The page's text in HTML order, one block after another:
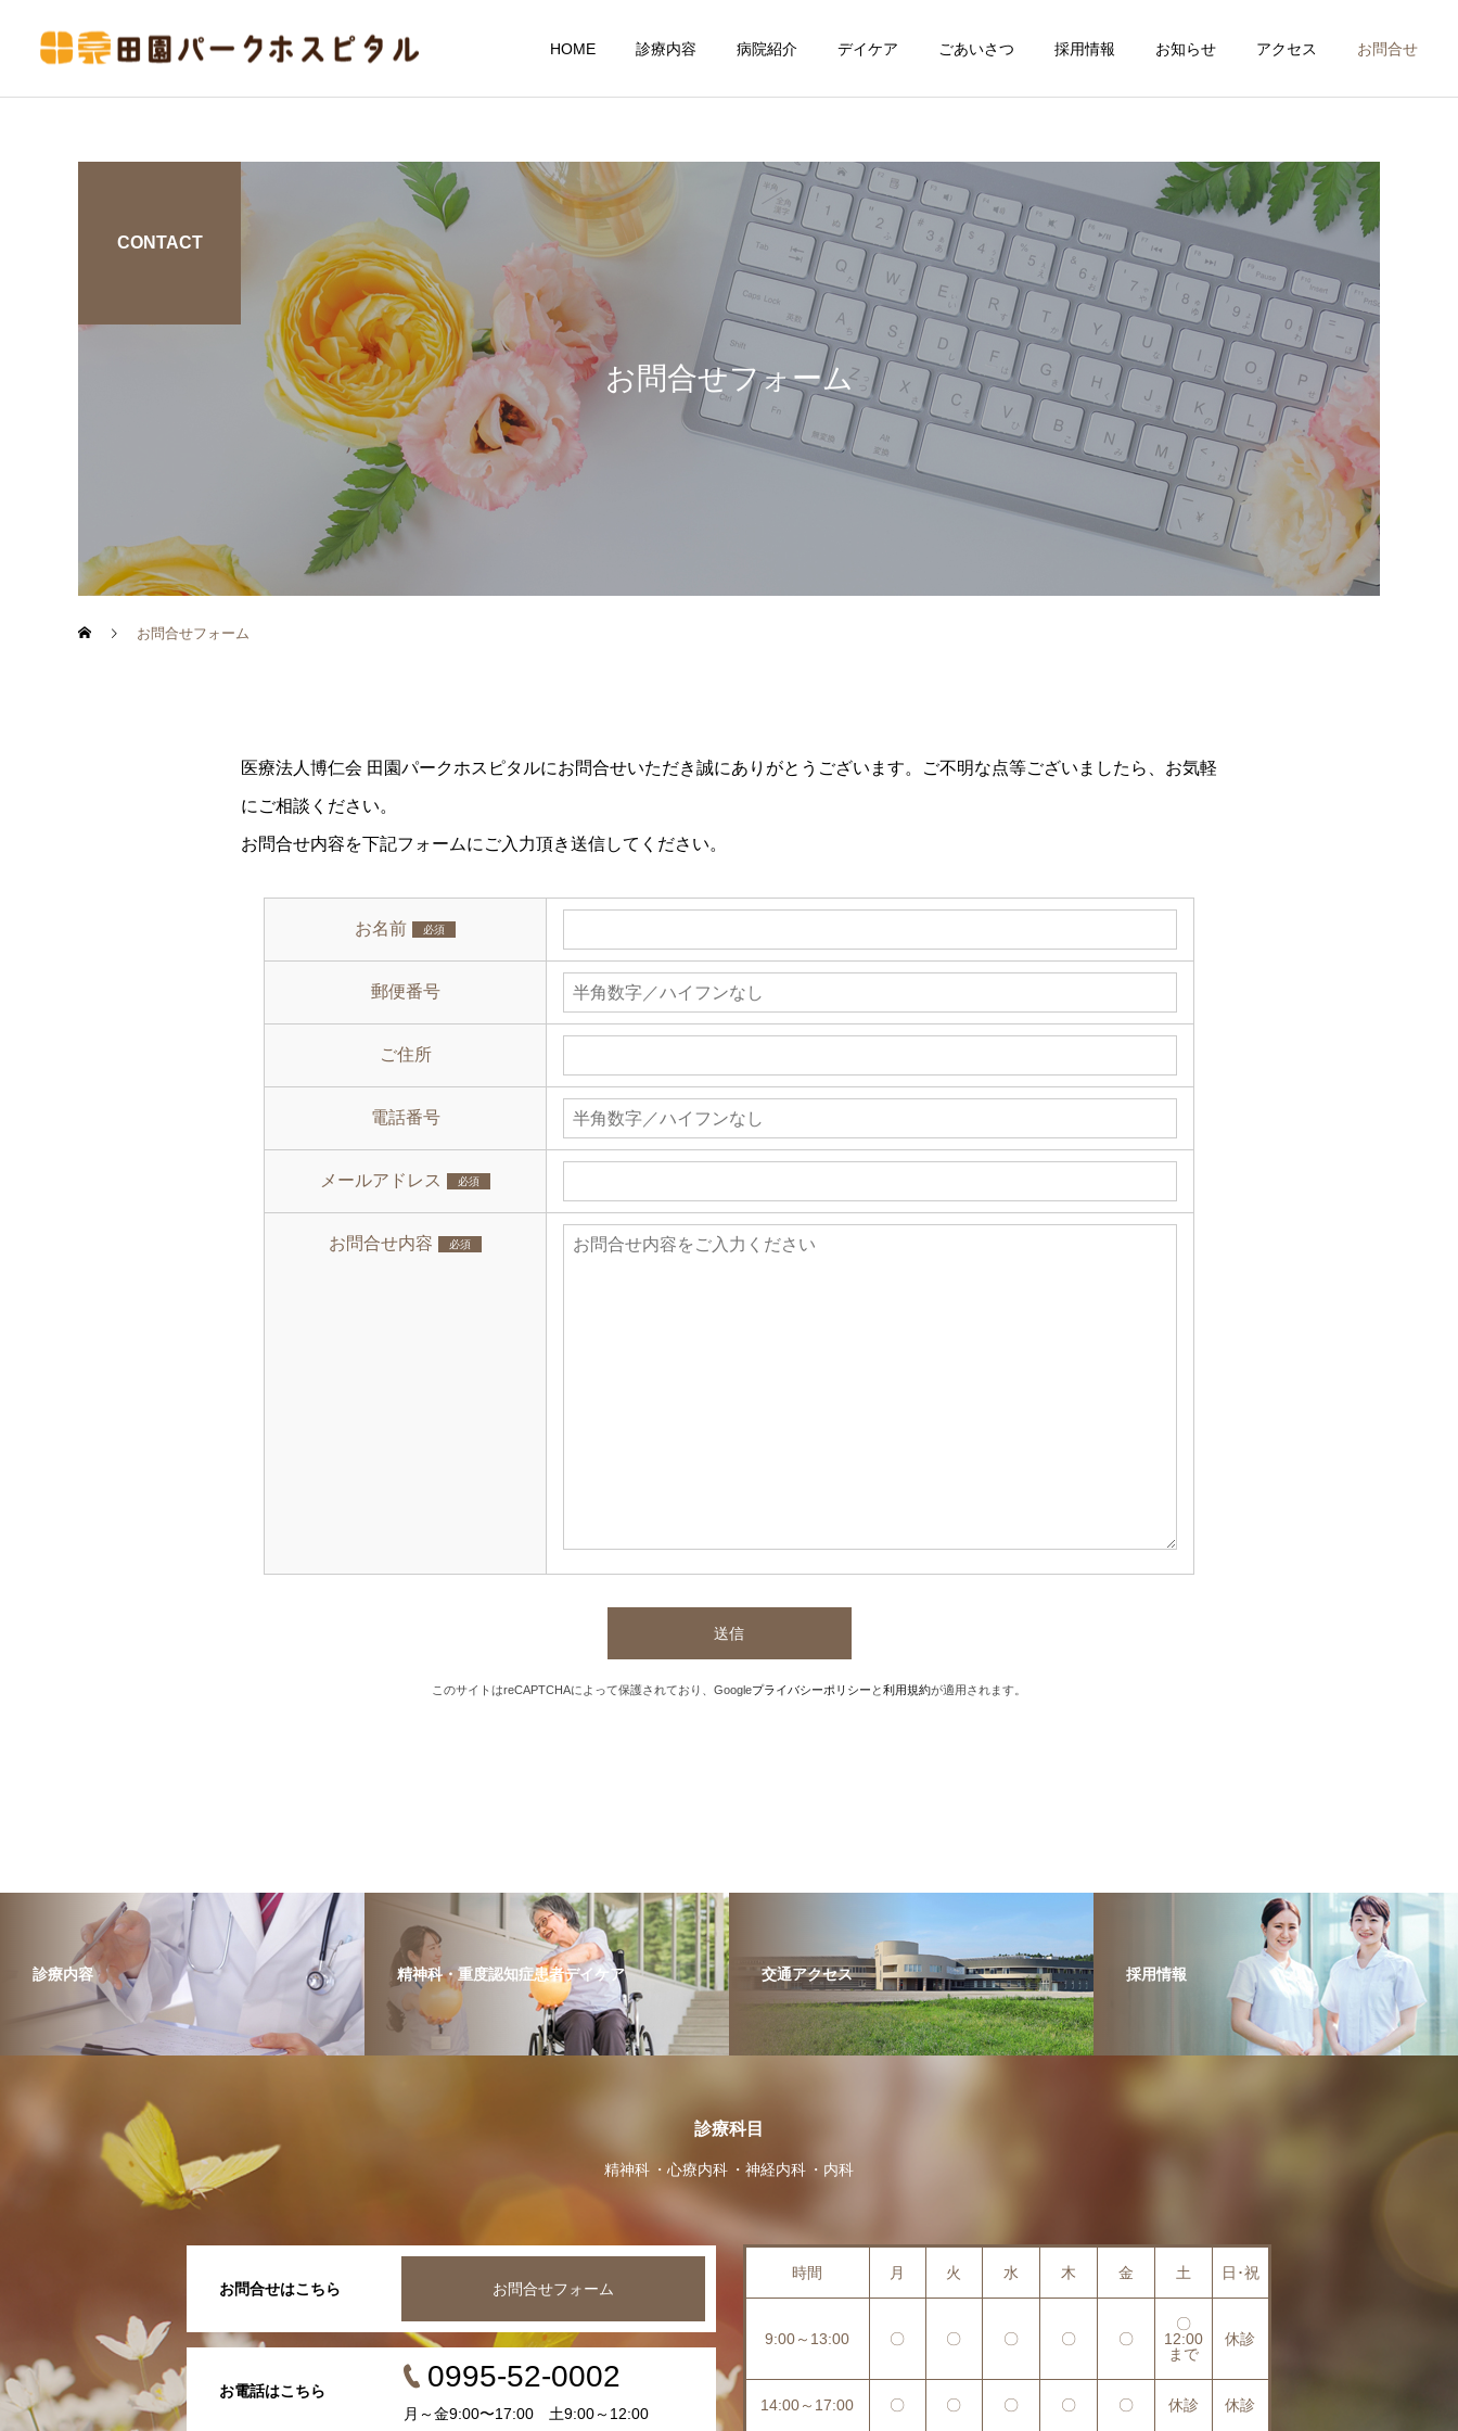
HOME 診療内容 病院紹介 デイケア ごあいさつ 採用情報 お知らせ アクセス お問合せ
お問合せフォーム
CONTACT
お問合せフォーム
医療法人博仁会 田園パークホスピタルにお問合せいただき誠にありがとうございます。ご不明な点等ございましたら、お気軽
にご相談ください。
お問合せ内容を下記フォームにご入力頂き送信してください。
お名前 必須
郵便番号
ご住所
電話番号
メールアドレス 必須
お問合せ内容 必須
このサイトはreCAPTCHAによって保護されており、Googleプライバシーポリシー と利用規約が適用されます。
診療内容 精神科・重度認知症患者デイケア 交通アクセス 採用情報
診療科目
精神科 心療内科 神経内科 内科
お問合せはこちら お問合せフォーム
お電話はこちら 0995-52-0002
月～金9:00〜17:00 土9:00～12:00
時間 月 火 水 木 金 土 日･祝
9:00～13:00 〇 〇 〇 〇 〇
〇
12:00
まで
休診
14:00～17:00 〇 〇 〇 〇 〇 休診 休診